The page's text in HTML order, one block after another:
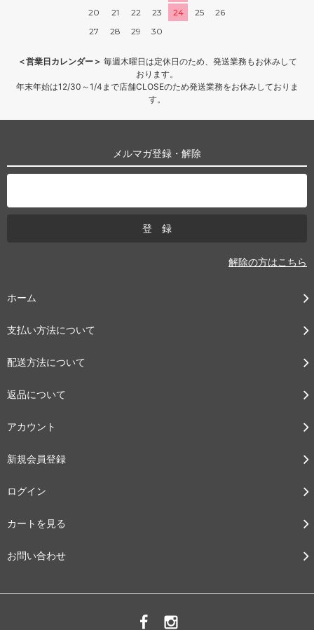
20
21 22 23 24 25
26
27
28 29 30
＜営業日カレンダー＞ 毎週木曜日は定休日のため、発送業務もお休みして
おります。
年末年始は12/30～1/4まで店舗CLOSEのため発送業務をお休みしておりま
す。
メルマガ登録・解除
解除の方はこちら
ホーム
支払い方法について
配送方法について
返品について
アカウント
新規会員登録
ログイン
カートを見る
お問い合わせ